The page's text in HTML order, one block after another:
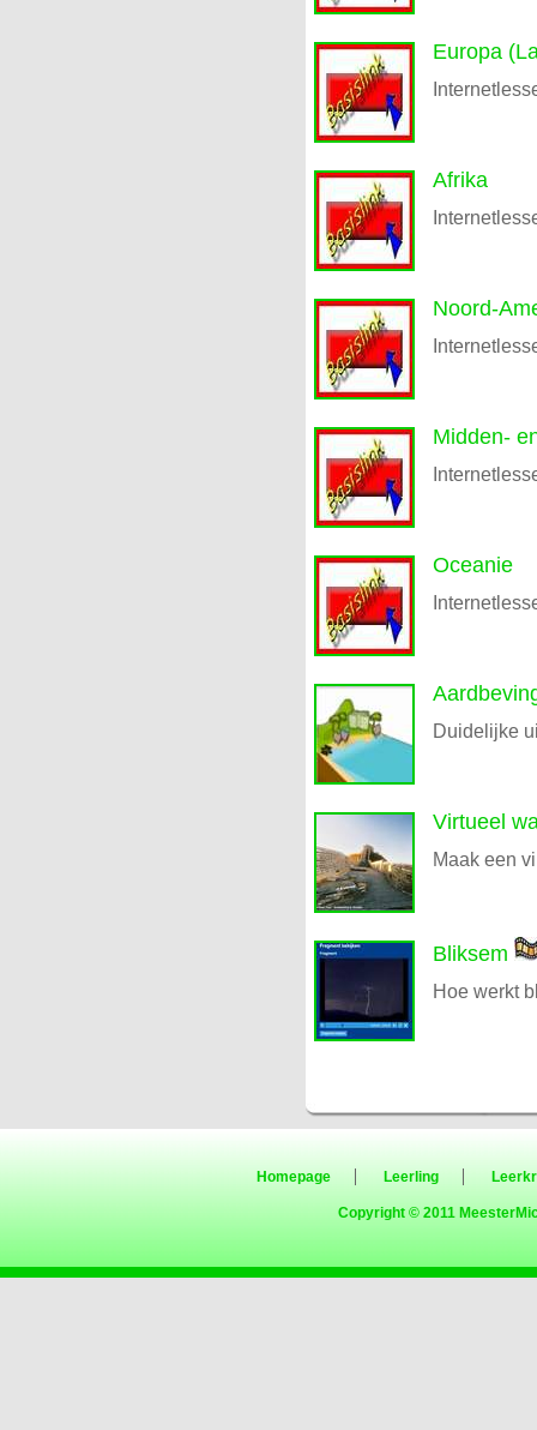
Europa
Afrika
Noord-
Midden-
Oceanie
Duidelijke
Virtueel
Maak een
Bliksem
Hoe werkt
Homepage Leerling
Copyright © 2011